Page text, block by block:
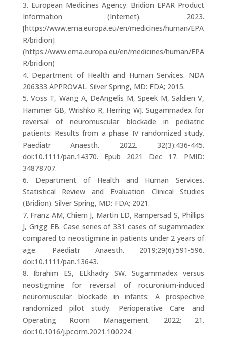
3. European Medicines Agency. Bridion EPAR Product
Information (Internet). 2023.
[https://www.ema.europa.eu/en/medicines/human/EPA
R/bridion]
(https://www.ema.europa.eu/en/medicines/human/EPA
R/bridion)
4. Department of Health and Human Services. NDA
206333 APPROVAL. Silver Spring, MD: FDA; 2015.
5. Voss T, Wang A, DeAngelis M, Speek M, Saldien V,
Hammer GB, Wrishko R, Herring WJ. Sugammadex for
reversal of neuromuscular blockade in pediatric
patients: Results from a phase IV randomized study.
Paediatr Anaesth. 2022. 32(3):436-445.
doi:10.1111/pan.14370. Epub 2021 Dec 17. PMID:
34878707.
6. Department of Health and Human Services.
Statistical Review and Evaluation Clinical Studies
(Bridion). Silver Spring, MD: FDA; 2021.
7. Franz AM, Chiem J, Martin LD, Rampersad S, Phillips
J, Grigg EB. Case series of 331 cases of sugammadex
compared to neostigmine in patients under 2 years of
age. Paediatr Anaesth. 2019;29(6):591-596.
doi:10.1111/pan.13643.
8. Ibrahim ES, ELkhadry SW. Sugammadex versus
neostigmine for reversal of rocuronium-induced
neuromuscular blockade in infants: A prospective
randomized pilot study. Perioperative Care and
Operating Room Management. 2022; 21.
doi:10.1016/j.pcorm.2021.100224.